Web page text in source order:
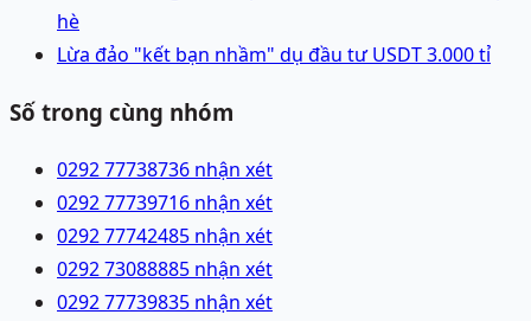
hè
Lừa đảo "kết bạn nhầm" dụ đầu tư USDT 3.000 tỉ
Số trong cùng nhóm
0292 77738736 nhận xét
0292 77739716 nhận xét
0292 77742485 nhận xét
0292 73088885 nhận xét
0292 77739835 nhận xét